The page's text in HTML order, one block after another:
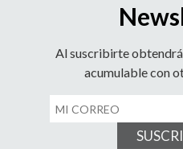
Al suscribirte
acumulable con